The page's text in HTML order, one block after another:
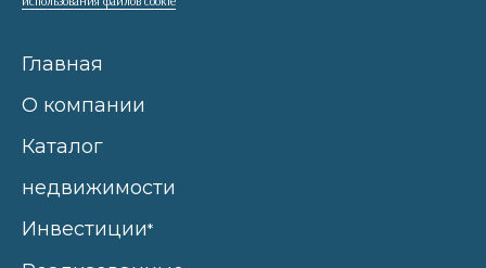
Главная
О компании
Каталог
недвижимости
Инвестиции*